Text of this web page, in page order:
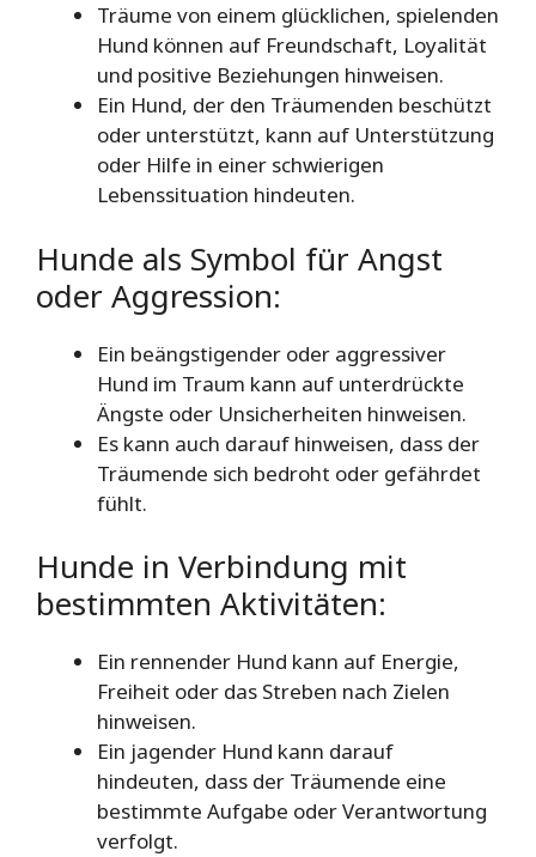
Träume von einem glücklichen, spielenden
Hund können auf Freundschaft, Loyalität
und positive Beziehungen hinweisen.
Ein Hund, der den Träumenden beschützt
oder unterstützt, kann auf Unterstützung
oder Hilfe in einer schwierigen
Lebenssituation hindeuten.
Hunde als Symbol für Angst
oder Aggression:
Ein beängstigender oder aggressiver
Hund im Traum kann auf unterdrückte
Ängste oder Unsicherheiten hinweisen.
Es kann auch darauf hinweisen, dass der
Träumende sich bedroht oder gefährdet
fühlt.
Hunde in Verbindung mit
bestimmten Aktivitäten:
Ein rennender Hund kann auf Energie,
Freiheit oder das Streben nach Zielen
hinweisen.
Ein jagender Hund kann darauf
hindeuten, dass der Träumende eine
bestimmte Aufgabe oder Verantwortung
verfolgt.